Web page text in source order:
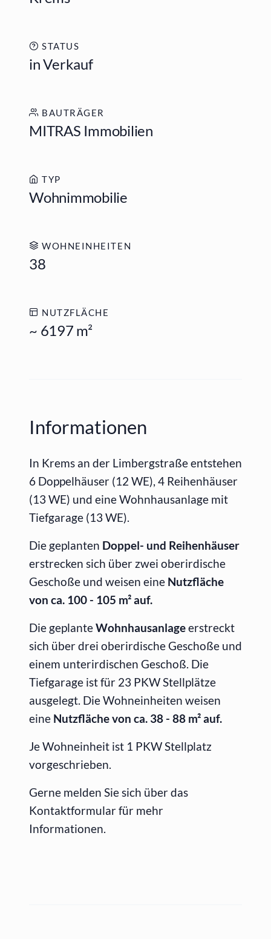
STATUS
in Verkauf
BAUTRÄGER
MITRAS Immobilien
TYP
Wohnimmobilie
WOHNEINHEITEN
38
NUTZFLÄCHE
~ 6197 m²
Informationen
In Krems an der Limbergstraße entstehen
6 Doppelhäuser (12 WE), 4 Reihenhäuser
(13 WE) und eine Wohnhausanlage mit
Tiefgarage (13 WE).
Die geplanten Doppel- und Reihenhäuser
erstrecken sich über zwei oberirdische
Geschoße und weisen eine Nutzfläche
von ca. 100 - 105 m² auf.
Die geplanteWohnhausanlageerstreckt
sich über drei oberirdische Geschoße und
einem unterirdischen Geschoß. Die
Tiefgarage ist für 23 PKW Stellplätze
ausgelegt. Die Wohneinheiten weisen
eine Nutzfläche von ca. 38 - 88 m² auf.
Je Wohneinheit ist 1 PKW Stellplatz
vorgeschrieben.
Gerne melden Sie sich über das
Kontaktformular für mehr
Informationen.